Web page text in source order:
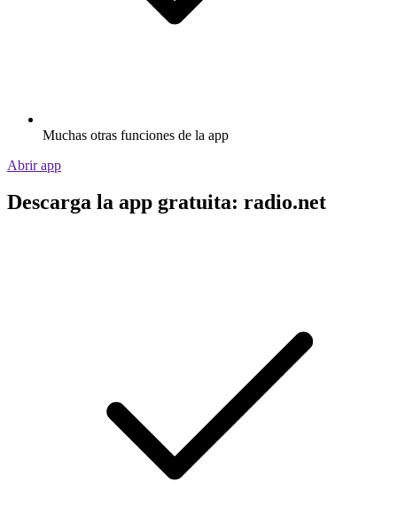
Muchas otras funciones de la app
Abrir app
Descarga la app gratuita: radio.net